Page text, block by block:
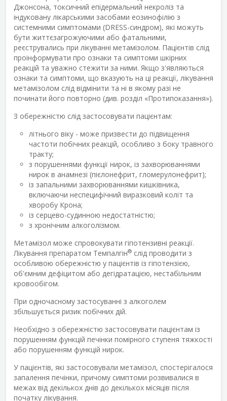
Джонсона, токсичний епідермальний некроліз та
індуковану лікарськими засобами еозинофілію з
системними симптомами (DRESS-синдром), які можуть
бути життєзагрожуючими або фатальними,
реєструвались при лікуванні метамізолом. Пацієнтів слід
проінформувати про ознаки та симптоми шкірних
реакцій та уважно стежити за ними. Якщо з'являються
ознаки та симптоми, що вказують на ці реакції, лікування
метамізолом слід відмінити та ні в якому разі не
починати його повторно (див. розділ «Протипоказання»).
З обережністю слід застосовувати пацієнтам:
літнього віку - може призвести до підвищення
частоти побічних реакцій, особливо з боку травного
тракту;
з порушеннями функції нирок, із захворюваннями
нирок в анамнезі (пієлонефрит, гломерулонефрит);
із запальними захворюваннями кишківника,
включаючи неспецифічний виразковий коліт та
хворобу Крона;
із серцево-судинною недостатністю;
з хронічним алкоголізмом.
Метамізол може спровокувати гіпотензивні реакції.
Лікування препаратом Темпалгін® слід проводити з
особливою обережністю у пацієнтів із гіпотензією,
об'ємним дефіцитом або дегідратацією, нестабільним
кровообігом.
При одночасному застосуванні з алкоголем
збільшується ризик побічних дій.
Необхідно з обережністю застосовувати пацієнтам із
порушенням функцій печінки помірного ступеня тяжкості
або порушенням функцій нирок.
У пацієнтів, які застосовували метамізол, спостерігалося
запалення печінки, причому симптоми розвивалися в
межах від декількох днів до декількох місяців після
початку лікування.